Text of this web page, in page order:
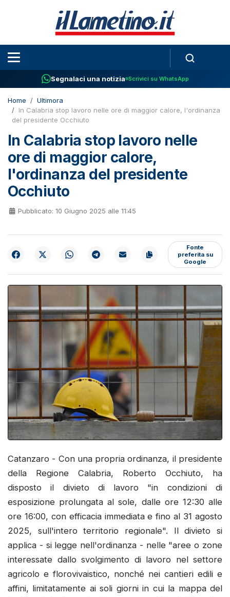
Segnalaci una notizia Scrivici su WhatsApp
Home
Ultimora
In Calabria stop lavoro nelle ore di maggior calore, l'ordinanza
del presidente Occhiuto
In Calabria stop lavoro nelle
ore di maggior calore,
l'ordinanza del presidente
Occhiuto
Pubblicato: 10 Giugno 2025 alle 11:45
Fonte
preferita su
Google
Catanzaro - Con una propria ordinanza, il presidente
della Regione Calabria, Roberto Occhiuto, ha
disposto il divieto di lavoro "in condizioni di
esposizione prolungata al sole, dalle ore 12:30 alle
ore 16:00, con efficacia immediata e fino al 31 agosto
2025, sull'intero territorio regionale". Il divieto si
applica - si legge nell'ordinanza - nelle "aree o zone
interessate dallo svolgimento di lavoro nel settore
agricolo e florovivaistico, nonché nei cantieri edili e
affini, limitatamente ai soli giorni in cui la mappa del